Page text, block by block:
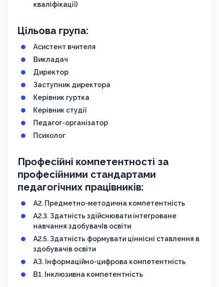
кваліфікації)
Цільова група:
Асистент вчителя
Викладач
Директор
Заступник директора
Керівник гуртка
Керівник студії
Педагог-організатор
Психолог
Професійні компетентності за
професійними стандартами
педагогічних працівників:
А2. Предметно-методична компетентність
А2.3. Здатність здійснювати інтегроване
навчання здобувачІв освіти
А2.5. Здатність формувати ціннісні ставлення в
здобувачів освіти
АЗ. Інформаційно-цифрова компетентність
В1. Інклюзивна компетентність